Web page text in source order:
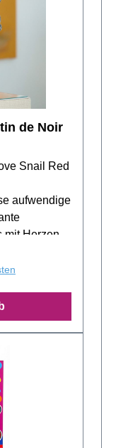
perfekt zur
de Noir
aufwendige
mit Herzen
der
spiegelt und